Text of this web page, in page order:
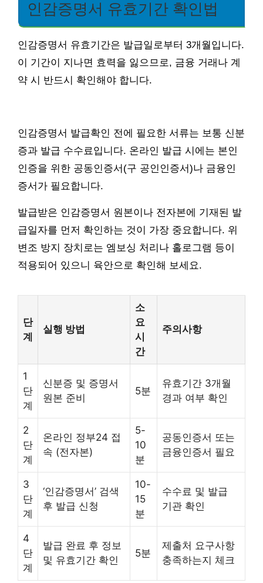
인감증명서 유효기간 확인법
인감증명서 유효기간은 발급일로부터 3개월입니다.
이 기간이 지나면 효력을 잃으므로, 금융 거래나 계
약 시 반드시 확인해야 합니다.
인감증명서 발급확인 전에 필요한 서류는 보통 신분
증과 발급 수수료입니다. 온라인 발급 시에는 본인
인증을 위한 공동인증서(구 공인인증서)나 금융인
증서가 필요합니다.
발급받은 인감증명서 원본이나 전자본에 기재된 발
급일자를 먼저 확인하는 것이 가장 중요합니다. 위
변조 방지 장치로는 엠보싱 처리나 홀로그램 등이
적용되어 있으니 육안으로 확인해 보세요.
단
계
실행 방법
소
요
시
간
주의사항
1
단
계
신분증 및 증명서
원본 준비
5분
유효기간 3개월
경과 여부 확인
2
단
계
온라인 정부24 접
속 (전자본)
5-
10
분
공동인증서 또는
금융인증서 필요
3
단
계
‘인감증명서’ 검색
후 발급 신청
10-
15
분
수수료 및 발급
기관 확인
4
단
계
발급 완료 후 정보
및 유효기간 확인
5분
제출처 요구사항
충족하는지 체크